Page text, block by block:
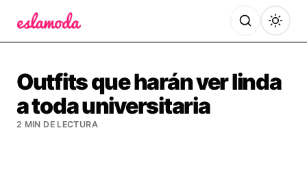
Outfits que harán ver linda
a toda universitaria
2 MIN DE LECTURA